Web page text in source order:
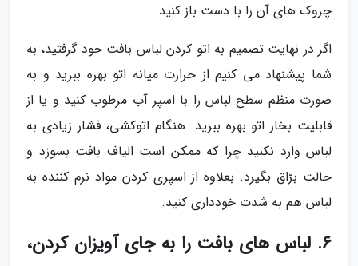
چروک های آن را با دست باز کنید.
اگر در نهایت تصمیم به اتو کردن لباس بافت خود گرفتید، به
شما پیشنهاد می کنیم از حرارت میانه اتو بهره ببرید و به
صورت منظم سطح لباس را با اسپر آب مرطوب کنید و یا از
قابلیت بخار اتو بهره ببرید. هنگام اتوکشی، فشار زیادی به
لباس وارد نکنید چرا که ممکن است الیاف بافت بسوزد و
حالت برّاق بگیرد. بعلاوه از اسپری کردن مواد نرم کننده به
لباس هم به شدت خودداری کنید.
6. لباس های بافت را به جای آویزان کردن،